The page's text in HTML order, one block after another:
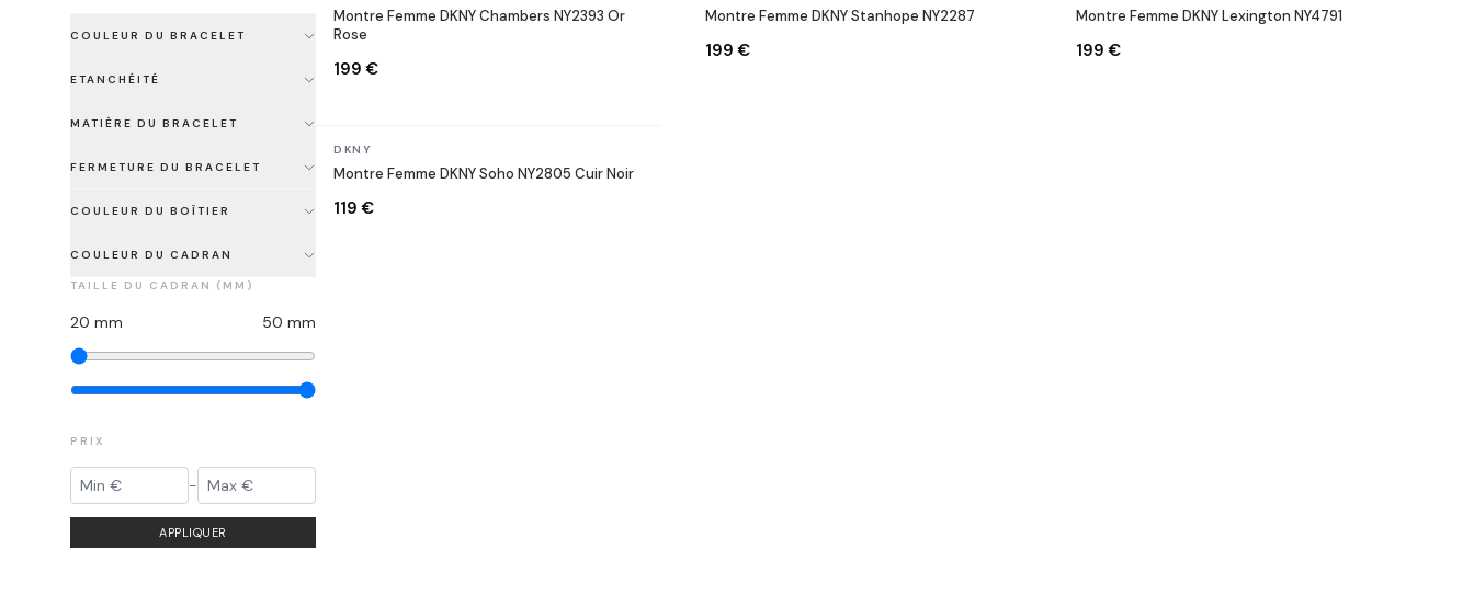
COULEUR DU BRACELET
ETANCHÉITÉ
MATIÈRE DU BRACELET
FERMETURE DU BRACELET
COULEUR DU BOÎTIER
COULEUR DU CADRAN
TAILLE DU CADRAN (MM)
20 mm 50 mm
PRIX
-
APPLIQUER
Montre Femme DKNY Chambers NY2393 Or
Rose
199 €
Montre Femme DKNY Stanhope NY2287
199 €
Montre Femme DKNY Lexington NY4791
199 €
En stock
DKNY
Montre Femme DKNY Soho NY2805 Cuir Noir
119 €